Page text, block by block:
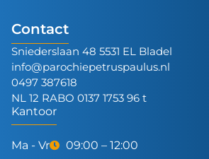
Contact
Sniederslaan 48 5531 EL Bladel
info@parochiepetruspaulus.nl
0497 387618
NL 12 RABO 0137 1753 96 t
Kantoor
Ma - Vr 09:00 – 12:00